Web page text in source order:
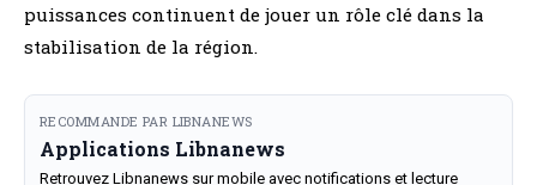
puissances continuent de jouer un rôle clé dans la
stabilisation de la région.
RECOMMANDE PAR LIBNANEWS
Applications Libnanews
Retrouvez Libnanews sur mobile avec notifications et lecture